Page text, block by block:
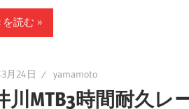
を読む
月24日 yamamoto
川MTB3時間耐久レ